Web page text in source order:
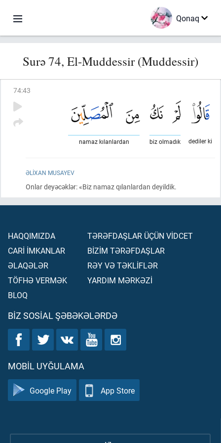
Qonaq
Surə 74, El-Muddessir (Muddessir)
74:43
dediler ki
biz olmadık
namaz kılanlardan
ƏLIXAN MUSAYEV
Onlar deyəcəklər: «Biz namaz qılanlardan deyildik.
HAQQIMIZDA
CARİ İMKANLAR
ƏLAQƏLƏR
TÖFHƏ VERMƏK
BLOQ
TƏRƏFDAŞLAR ÜÇÜN VİDCET
BİZİM TƏRƏFDAŞLAR
RƏY VƏ TƏKLİFLƏR
YARDIM MƏRKƏZİ
BIZ SOSIAL ŞƏBƏKƏLƏRDƏ
MOBIL UYĞULAMA
Google Play App Store